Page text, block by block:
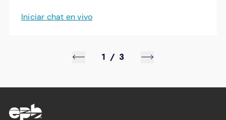
Iniciar chat en vivo
1 / 3